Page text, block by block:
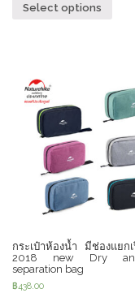
Select options
กระเป๋าห้องน้ำ มีช่องแยก
2018 new Dry
separation bag
฿438.00